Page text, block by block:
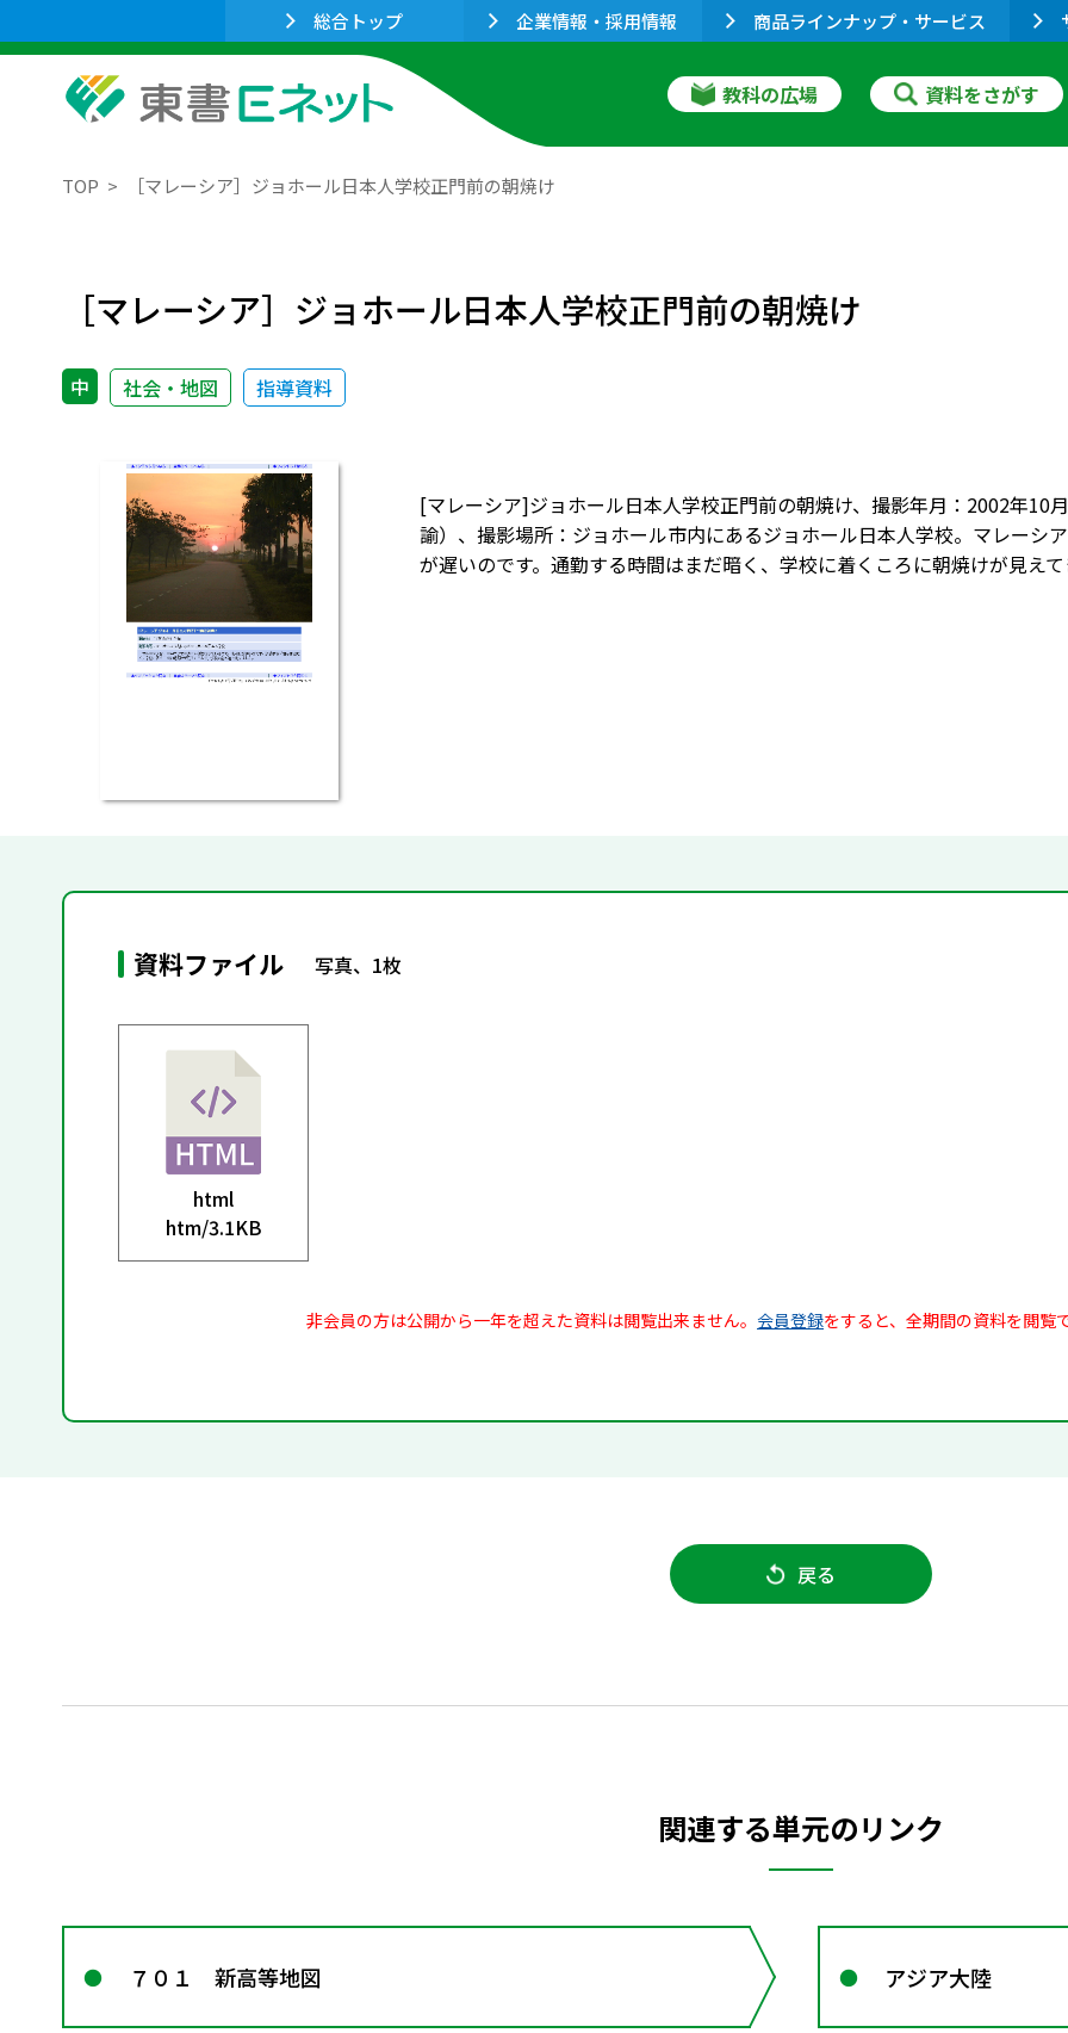
総合トップ 企業情報・採用情報 商品ラインナップ・サービス
教科の広場 資料をさがす
TOP ［マレーシア］ジョホール日本人学校正門前の朝焼け
［マレーシア］ジョホール日本人学校正門前の朝焼け
中 社会・地図 指導資料
[マレーシア]ジョホール日本人学校正門前の朝焼け、撮影年月：2002年10
諭）、撮影場所：ジョホール市内にあるジョホール日本人学校。マレーシ
が遅いのです。通勤する時間はまだ暗く、学校に着くころに朝焼けが見え
資料ファイル 写真、1枚
html
htm/3.1KB
非会員の方は公開から一年を超えた資料は閲覧出来ません。 会員登録をすると、全期間の資料を閲覧
戻る
関連する単元のリンク
７０１ 新高等地図 アジア大陸